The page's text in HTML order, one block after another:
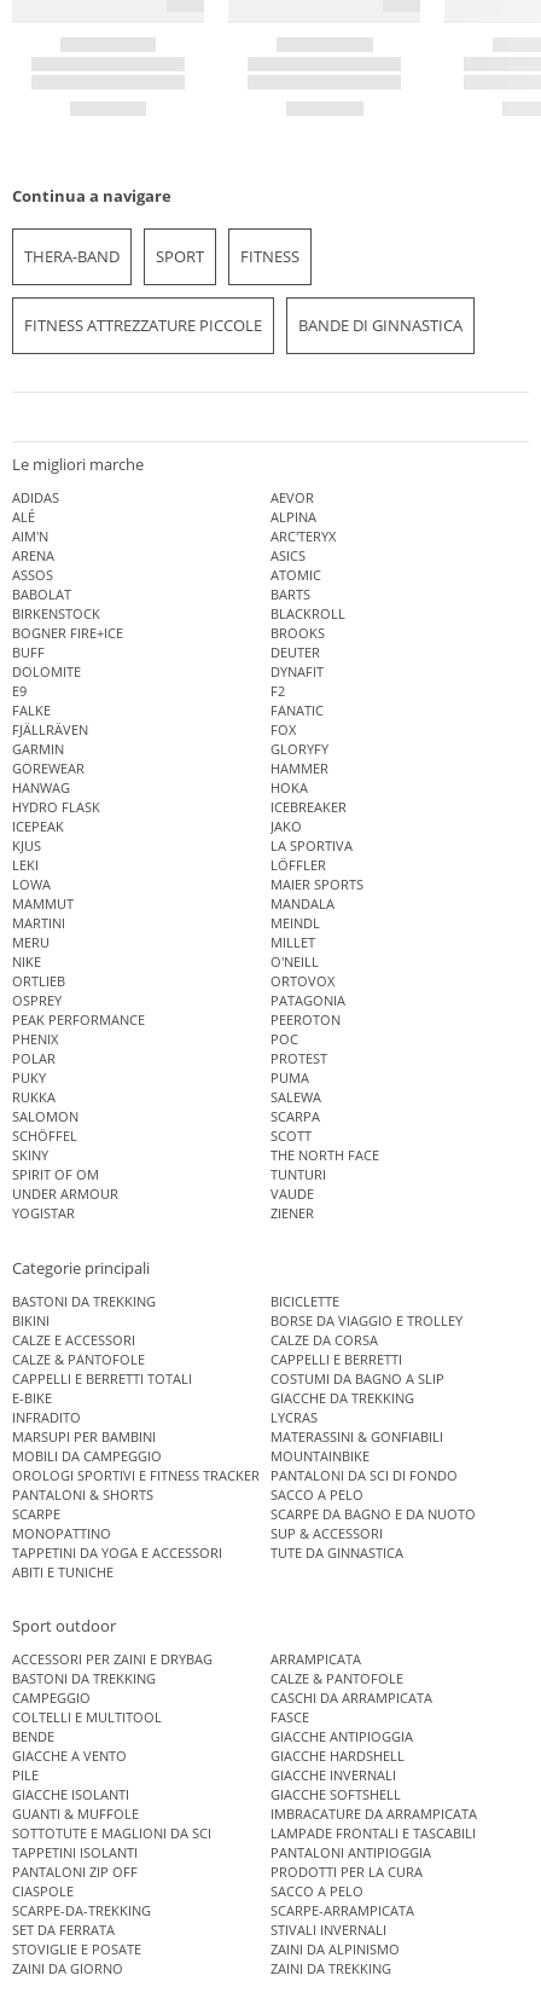
Continua a navigare
THERA-BAND SPORT FITNESS
FITNESS ATTREZZATURE PICCOLE BANDE DI GINNASTICA
Le migliori marche
ADIDAS
AEVOR
ALÉ
ALPINA
AIM'N
ARC'TERYX
ARENA
ASICS
ASSOS
ATOMIC
BABOLAT
BARTS
BIRKENSTOCK
BLACKROLL
BOGNER FIRE+ICE
BROOKS
BUFF
DEUTER
DOLOMITE
DYNAFIT
E9
F2
FALKE
FANATIC
FJÄLLRÄVEN
FOX
GARMIN
GLORYFY
GOREWEAR
HAMMER
HANWAG
HOKA
HYDRO FLASK
ICEBREAKER
ICEPEAK
JAKO
KJUS
LA SPORTIVA
LEKI
LÖFFLER
LOWA
MAIER SPORTS
MAMMUT
MANDALA
MARTINI
MEINDL
MERU
MILLET
NIKE
O'NEILL
ORTLIEB
ORTOVOX
OSPREY
PATAGONIA
PEAK PERFORMANCE
PEEROTON
PHENIX
POC
POLAR
PROTEST
PUKY
PUMA
RUKKA
SALEWA
SALOMON
SCARPA
SCHÖFFEL
SCOTT
SKINY
THE NORTH FACE
SPIRIT OF OM
TUNTURI
UNDER ARMOUR
VAUDE
YOGISTAR
ZIENER
Categorie principali
BASTONI DA TREKKING
BICICLETTE
BIKINI
BORSE DA VIAGGIO E TROLLEY
CALZE E ACCESSORI
CALZE DA CORSA
CALZE & PANTOFOLE
CAPPELLI E BERRETTI
CAPPELLI E BERRETTI TOTALI
COSTUMI DA BAGNO A SLIP
E-BIKE
GIACCHE DA TREKKING
INFRADITO
LYCRAS
MARSUPI PER BAMBINI
MATERASSINI & GONFIABILI
MOBILI DA CAMPEGGIO
MOUNTAINBIKE
OROLOGI SPORTIVI E FITNESS TRACKER
PANTALONI DA SCI DI FONDO
PANTALONI & SHORTS
SACCO A PELO
SCARPE
SCARPE DA BAGNO E DA NUOTO
MONOPATTINO
SUP & ACCESSORI
TAPPETINI DA YOGA E ACCESSORI
TUTE DA GINNASTICA
ABITI E TUNICHE
Sport outdoor
ACCESSORI PER ZAINI E DRYBAG
ARRAMPICATA
BASTONI DA TREKKING
CALZE & PANTOFOLE
CAMPEGGIO
CASCHI DA ARRAMPICATA
COLTELLI E MULTITOOL
FASCE
BENDE
GIACCHE ANTIPIOGGIA
GIACCHE A VENTO
GIACCHE HARDSHELL
PILE
GIACCHE INVERNALI
GIACCHE ISOLANTI
GIACCHE SOFTSHELL
GUANTI & MUFFOLE
IMBRACATURE DA ARRAMPICATA
SOTTOTUTE E MAGLIONI DA SCI
LAMPADE FRONTALI E TASCABILI
TAPPETINI ISOLANTI
PANTALONI ANTIPIOGGIA
PANTALONI ZIP OFF
PRODOTTI PER LA CURA
CIASPOLE
SACCO A PELO
SCARPE-DA-TREKKING
SCARPE-ARRAMPICATA
SET DA FERRATA
STIVALI INVERNALI
STOVIGLIE E POSATE
ZAINI DA ALPINISMO
ZAINI DA GIORNO
ZAINI DA TREKKING